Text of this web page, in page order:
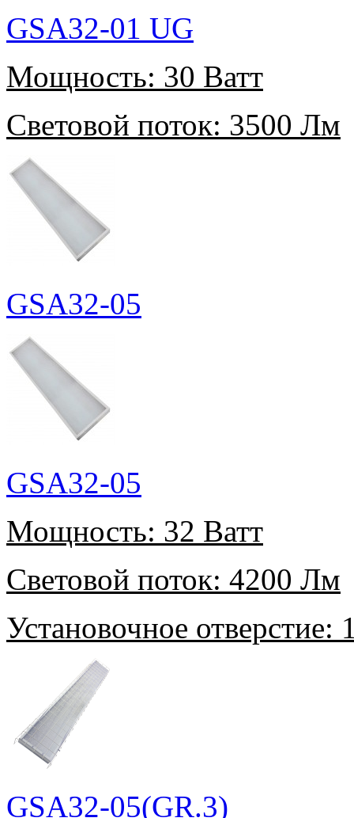
GSA32-01 UG
Мощность: 30 Ватт
Световой поток: 3500 Лм
GSA32-05
GSA32-05
Мощность: 32 Ватт
Световой поток: 4200 Лм
Установочное отверстие:
GSA32-05(GR.3)